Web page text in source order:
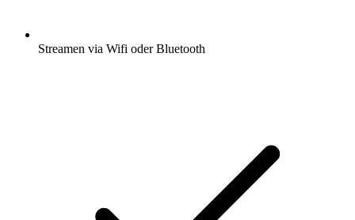
Streamen via Wifi oder Bluetooth